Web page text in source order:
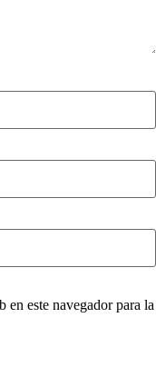
este navegador para la